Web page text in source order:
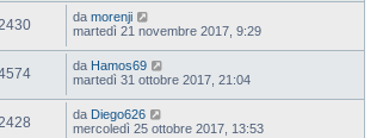
da morenji
martedì 21 novembre 2017, 9:29
da Hamos69
martedì 31 ottobre 2017, 21:04
da Diego626
mercoledì 25 ottobre 2017, 13:53